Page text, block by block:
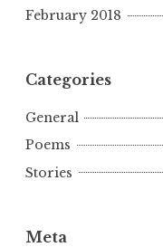
February 2018
Categories
General
Poems
Stories
Meta